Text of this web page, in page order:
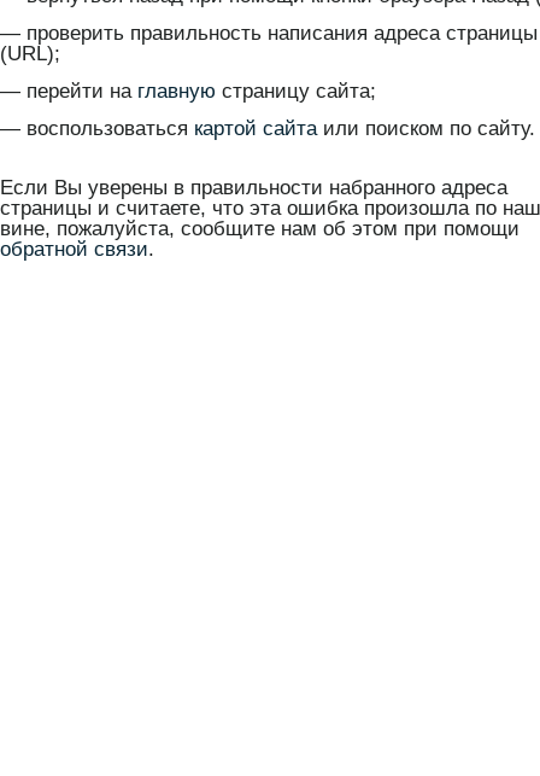
— проверить правильность написания адреса страницы
(URL);
— перейти на главную страницу сайта;
— воспользоваться картой сайтаили поиском по сайту.
Если Вы уверены в правильности набранного адреса
страницы и считаете, что эта ошибка произошла по
вине, пожалуйста, сообщите нам об этом при помощи
обратной связи.